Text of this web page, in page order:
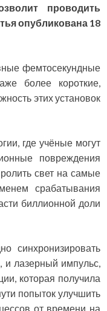
проводить
опубликована 18
фемтосекундные
более короткие,
этих установок
где учёные могут
повреждения
свет на самые
срабатывания
биллионной доли
синхронизировать
и лазерный импульс,
которая получила
попыток улучшить
от времени на